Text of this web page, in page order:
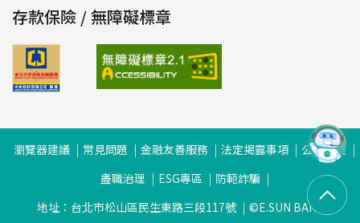
存款保險 / 無障礙標章
瀏覽器建議 常見問題 金融友善服務 法定揭露事項
公司治理
盡職治理
ESG專區
防範詐騙
地址：台北市松山區民生東路三段117號
©E.SUN BANK